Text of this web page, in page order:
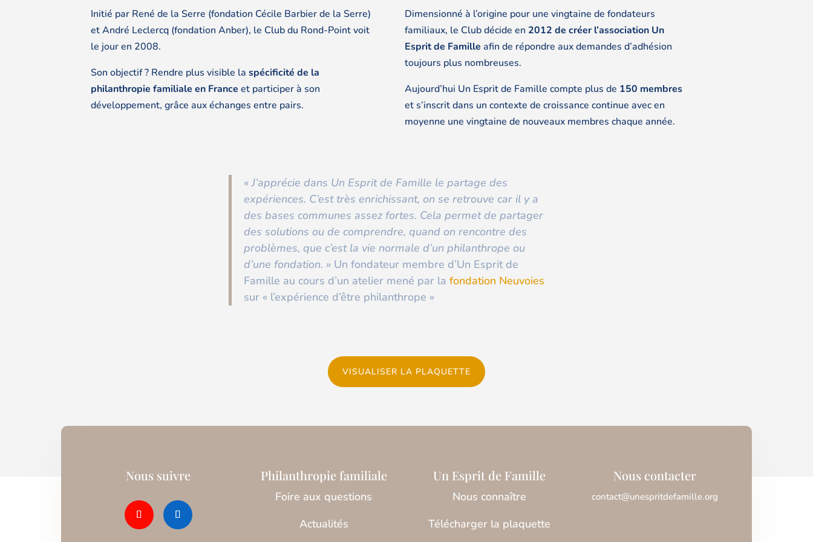
Initié par René de la Serre (fondation Cécile Barbier de la Serre)
et André Leclercq (fondation Anber), le Club du Rond-Point voit
le jour en 2008.
Son objectif ? Rendre plus visible la spécificité de la
philanthropie familiale en France et participer à son
développement, grâce aux échanges entre pairs.
Dimensionné à l’origine pour une vingtaine de fondateurs
familiaux, le Club décide en 2012 de créer l’association Un
Esprit de Famille afin de répondre aux demandes d’adhésion
toujours plus nombreuses.
Aujourd’hui Un Esprit de Famille compte plus de 150 membres
et s’inscrit dans un contexte de croissance continue avec en
moyenne une vingtaine de nouveaux membres chaque année.
« J’apprécie dans Un Esprit de Famille le partage des
expériences. C’est très enrichissant, on se retrouve car il y a
des bases communes assez fortes. Cela permet de partager
des solutions ou de comprendre, quand on rencontre des
problèmes, que c’est la vie normale d’un philanthrope ou
d’une fondation. » Un fondateur membre d’Un Esprit de
Famille au cours d’un atelier mené par lafondation Neuvoies
sur « l’expérience d’être philanthrope »
VISUALISER LA PLAQUETTE
Nous suivre Philanthropie familiale
Foire aux questions
Actualités
Un Esprit de Famille
Nous connaître
Télécharger la plaquette
Nous contacter
contact@unespritdefamille.org